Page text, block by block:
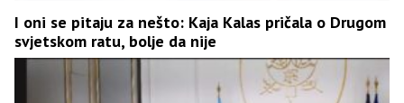
I oni se pitaju za nešto: Kaja Kalas pričala o Drugom
svjetskom ratu, bolje da nije